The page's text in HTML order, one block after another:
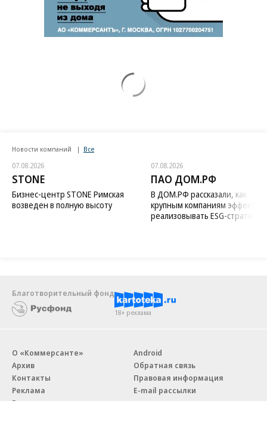
Новости компаний Все
07.08.2026
STONE
Бизнес-центр STONE Римская
возведен в полную высоту
07.08.2026
ПАО ДОМ.РФ
В ДОМ.РФ рассказали, как
крупным компаниям
реализовывать ESG-стратегию
Благотворительный фонд
18+ реклама
О «Коммерсанте»
Архив
Контакты
Реклама
Вакансии
Android
Обратная связь
Правовая информация
E-mail рассылки